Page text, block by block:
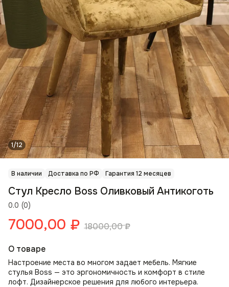
1/12
В наличии Доставка по РФ Гарантия 12 месяцев
0.0 (0)
Стул Кресло Boss Оливковый Антикоготь
7000,00 ₽ 18000,00₽
О товаре
Настроение места во многом задает мебель. Мягкие
стулья Boss — это эргономичность и комфорт в стиле
лофт. Дизайнерское решения для любого интерьера.